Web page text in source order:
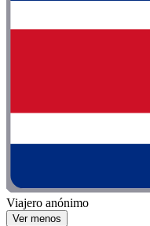
Viajero anónimo
Ver menos